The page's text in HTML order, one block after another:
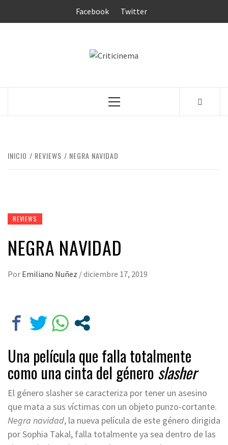
Facebook Twitter
Menú
INICIO REVIEWS NEGRA NAVIDAD
REVIEWS
NEGRA NAVIDAD
Por Emiliano Nuñez /diciembre 17, 2019
Una película que falla totalmente
como una cinta del género slasher
El género slasher se caracteriza por tener un asesino
que mata a sus víctimas con un objeto punzo-cortante.
Negra navidad, la nueva película de este género dirigida
por Sophia Takal, falla totalmente ya sea dentro de las